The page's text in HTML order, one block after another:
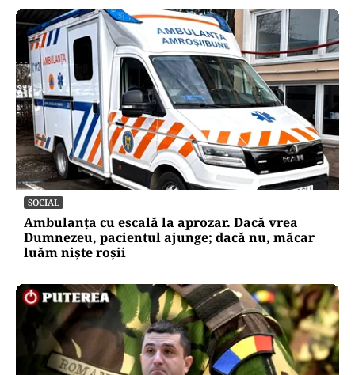
SOCIAL
Ambulanța cu escală la aprozar. Dacă vrea
Dumnezeu, pacientul ajunge; dacă nu, măcar
luăm niște roșii